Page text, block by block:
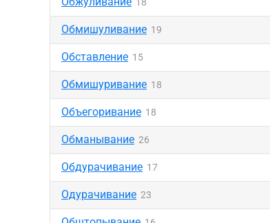
Обмишуливание 19
Обставление 15
Обмишуривание 18
Объегоривание 18
Обманывание 26
Обдурачивание 17
Одурачивание 23